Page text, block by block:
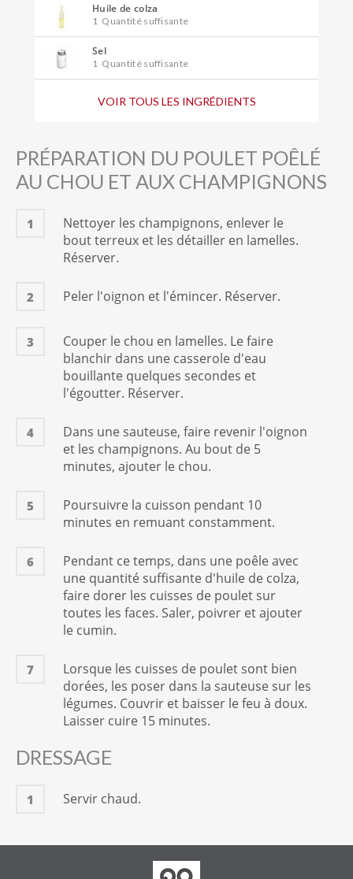
Huile de colza
1 Quantité suffisante
Sel
1 Quantité suffisante
Quantité suffisante
1/4 c. à café
VOIR TOUS LES INGRÉDIENTS
PRÉPARATION DU POULET POÊLÉ
AU CHOU ET AUX CHAMPIGNONS
1
Nettoyer les champignons, enlever le
bout terreux et les détailler en lamelles.
Réserver.
2 Peler l'oignon et l'émincer. Réserver.
3
Couper le chou en lamelles. Le faire
blanchir dans une casserole d'eau
bouillante quelques secondes et
l'égoutter. Réserver.
4
Dans une sauteuse, faire revenir l'oignon
et les champignons. Au bout de 5
minutes, ajouter le chou.
5
Poursuivre la cuisson pendant 10
minutes en remuant constamment.
6
Pendant ce temps, dans une poêle avec
une quantité suffisante d'huile de colza,
faire dorer les cuisses de poulet sur
toutes les faces. Saler, poivrer et ajouter
le cumin.
7
Lorsque les cuisses de poulet sont bien
dorées, les poser dans la sauteuse sur les
légumes. Couvrir et baisser le feu à doux.
Laisser cuire 15 minutes.
DRESSAGE
1 Servir chaud.